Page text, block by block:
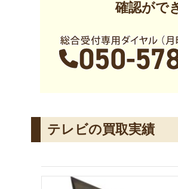
確認がで
テレビの買取実績